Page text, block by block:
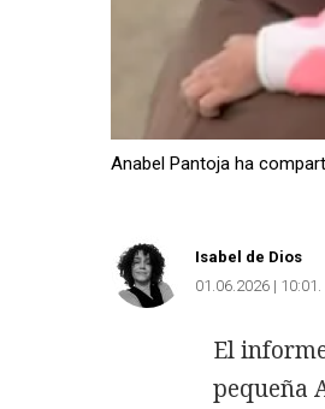
Anabel Pantoja ha
Isabel de Dios
01.06.2026 | 10:01
El
pequeña